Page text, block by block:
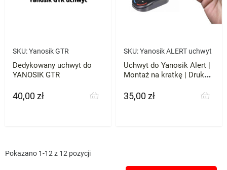
SKU:Yanosik GTR
Dedykowany uchwyt do
YANOSIK GTR
Cena
40,00 zł
SKU:Yanosik ALERT uchwyt
Uchwyt do Yanosik Alert |
Montaż na kratkę | Druk
Cena
35,00 zł
Pokazano 1-12 z 12 pozycji